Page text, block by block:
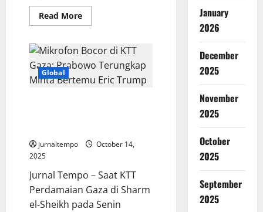
Read MoreRead
more
Trump
dan
Putin
Bertemu
Global
jurnaltempo
October 14,
2025
Jurnal Tempo – Saat KTT
Perdamaian Gaza di Sharm
el‑Sheikh pada Senin
January
2026
December
2025
November
2025
October
2025
September
2025